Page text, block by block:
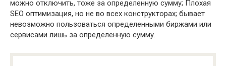
можно отключить, тоже за определенную сумму; Плохая
SEO оптимизация, но не во всех конструкторах; бывает
невозможно пользоваться определенными биржами или
сервисами лишь за определенную сумму.